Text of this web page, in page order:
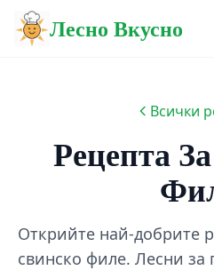
Лесно Вкусно
Всички
Рецепта
Открийте най-добрите
свинско филе. Лесни за